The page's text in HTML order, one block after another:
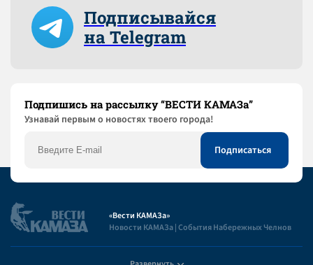
Подписывайся
на Telegram
Подпишись на рассылку “ВЕСТИ КАМАЗа”
Узнaвай первым о новостях твоего города!
«Вести КАМАЗа»
Новости КАМАЗа | События Набережных Челнов